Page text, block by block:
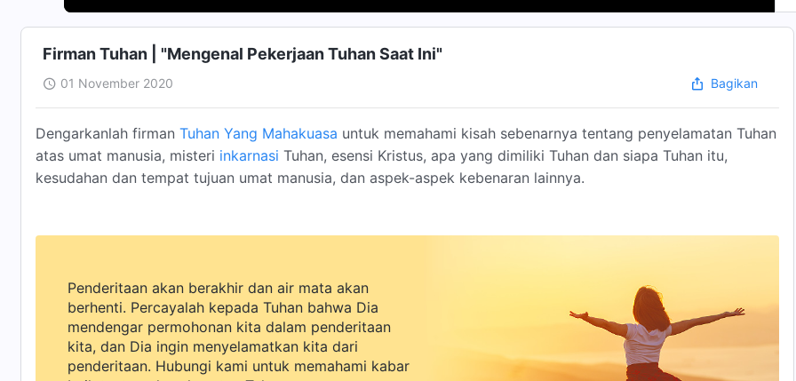
Firman Tuhan | "Mengenal Pekerjaan Tuhan Saat Ini"
01 November 2020 Bagikan
Dengarkanlah firman Tuhan Yang Mahakuasa untuk memahami kisah sebenarnya tentang penyelamatan Tuhan
atas umat manusia, misteri inkarnasi Tuhan, esensi Kristus, apa yang dimiliki Tuhan dan siapa Tuhan itu,
kesudahan dan tempat tujuan umat manusia, dan aspek-aspek kebenaran lainnya.
Penderitaan akan berakhir dan air mata akan
berhenti. Percayalah kepada Tuhan bahwa Dia
mendengar permohonan kita dalam penderitaan
kita, dan Dia ingin menyelamatkan kita dari
penderitaan. Hubungi kami untuk memahami kabar